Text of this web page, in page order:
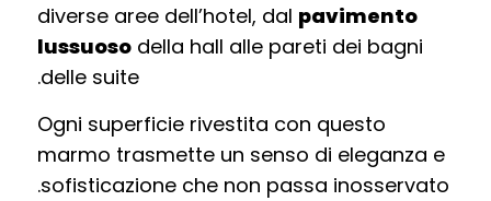
diverse aree dell’hotel, dal pavimento
lussuosodella hall alle pareti dei bagni
delle suite.
Ogni superficie rivestita con questo
marmo trasmette un senso di eleganza e
sofisticazione che non passa inosservato.